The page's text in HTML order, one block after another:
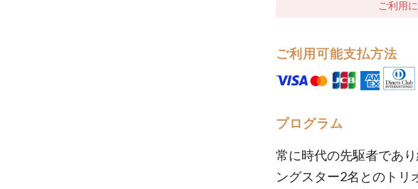
ご利用
ご利用可能支払方法
プログラム
常に時代の先駆者であ
ングスター2名とのトリ